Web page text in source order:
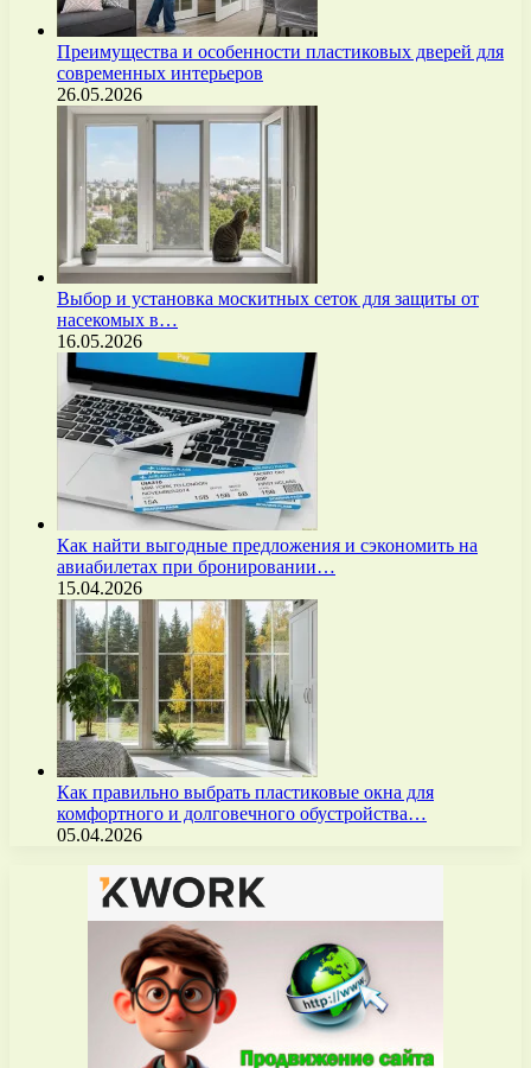
Преимущества и особенности пластиковых дверей для
современных интерьеров
26.05.2026
Выбор и установка москитных сеток для защиты от
насекомых в…
16.05.2026
Как найти выгодные предложения и сэкономить на
авиабилетах при бронировании…
15.04.2026
Как правильно выбрать пластиковые окна для
комфортного и долговечного обустройства…
05.04.2026